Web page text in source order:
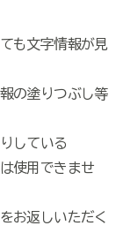
も文字情報が見
の塗りつぶし等
している
使用できませ
お返しいただく